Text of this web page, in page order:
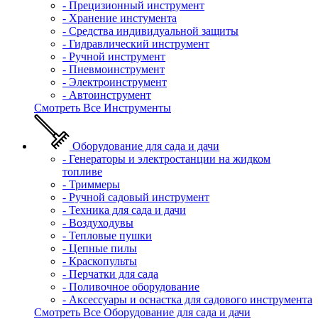
- Прецизионный инструмент
- Хранение инстумента
- Средства индивидуальной защиты
- Гидравлический инструмент
- Ручной инструмент
- Пневмоинструмент
- Электроинструмент
- Автоинструмент
Смотреть Все Инструменты
Оборудование для сада и дачи
- Генераторы и электростанции на жидком
топливе
- Триммеры
- Ручной садовый инструмент
- Техника для сада и дачи
- Воздуходувы
- Тепловые пушки
- Цепные пилы
- Краскопульты
- Перчатки для сада
- Поливочное оборудование
- Аксессуары и оснастка для садового инструмента
Смотреть Все Оборудование для сада и дачи